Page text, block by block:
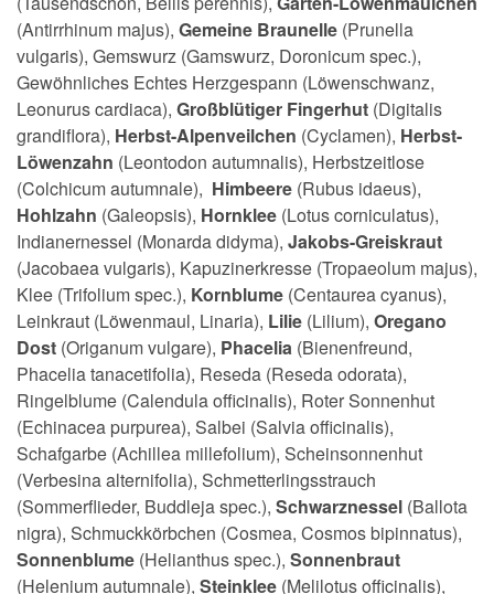
(Antirrhinum majus), Gemeine Braunelle (Prunella
vulgaris), Gemswurz (Gamswurz, Doronicum spec.),
Gewöhnliches Echtes Herzgespann (Löwenschwanz,
Leonurus cardiaca), Großblütiger Fingerhut (Digitalis
grandiflora), Herbst-Alpenveilchen (Cyclamen), Herbst-
Löwenzahn (Leontodon autumnalis), Herbstzeitlose
(Colchicum autumnale), Himbeere (Rubus idaeus),
Hohlzahn (Galeopsis), Hornklee (Lotus corniculatus),
Indianernessel (Monarda didyma), Jakobs-Greiskraut
(Jacobaea vulgaris), Kapuzinerkresse (Tropaeolum majus),
Klee (Trifolium spec.), Kornblume (Centaurea cyanus),
Leinkraut (Löwenmaul, Linaria), Lilie (Lilium), Oregano
Dost (Origanum vulgare), Phacelia (Bienenfreund,
Phacelia tanacetifolia), Reseda (Reseda odorata),
Ringelblume (Calendula officinalis), Roter Sonnenhut
(Echinacea purpurea), Salbei (Salvia officinalis),
Schafgarbe (Achillea millefolium), Scheinsonnenhut
(Verbesina alternifolia), Schmetterlingsstrauch
(Sommerflieder, Buddleja spec.), Schwarznessel (Ballota
nigra), Schmuckkörbchen (Cosmea, Cosmos bipinnatus),
Sonnenblume (Helianthus spec.), Sonnenbraut
(Helenium autumnale), Steinklee (Melilotus officinalis),